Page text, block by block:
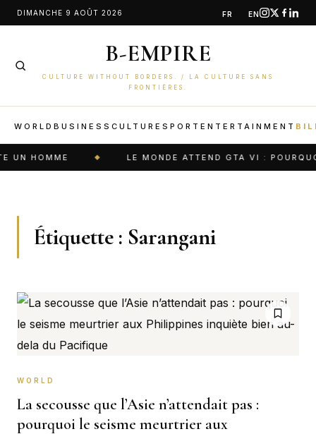
AllerDIMANCHE 9 AOÛT 2026 FR EN
B-EMPIRE
CULTURE WITHOUT BORDERS. / LA CULTURE SANS
FRONTIÈRES.
WORLD BUSINESS CULTURE SPORT ENTERTAINMENT
HOMME LE MONDE ATTEND GTA VI :
Étiquette : Sarangani
WORLD
La secousse que l’Asie n’attendait pas :
pourquoi le seisme meurtrier aux